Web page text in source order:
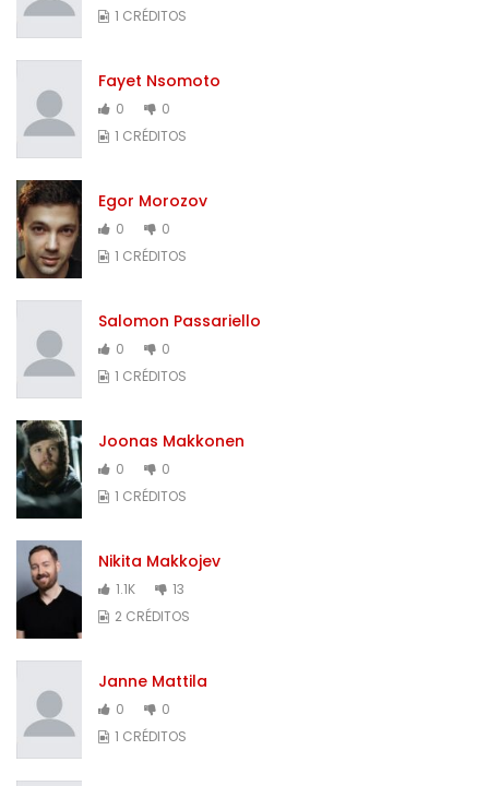
1 CRÉDITOS
Fayet Nsomoto
0
0
1 CRÉDITOS
Egor Morozov
0
0
1 CRÉDITOS
Salomon Passariello
0
0
1 CRÉDITOS
Joonas Makkonen
0
0
1 CRÉDITOS
Nikita Makkojev
1.1K
13
2 CRÉDITOS
Janne Mattila
0
0
1 CRÉDITOS